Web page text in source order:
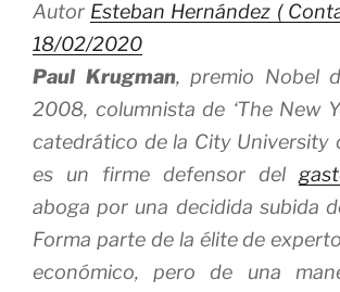
Autor Esteban Hernández (
18/02/2020
Paul Krugman, premio Nobel
2008, columnista de ‘The New
catedrático de la City University
es un firme defensor del
aboga por una decidida subida
Forma parte de la élite de
económico, pero de una